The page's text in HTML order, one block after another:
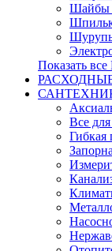
Шайбы
Показать
Все для
Гибкая